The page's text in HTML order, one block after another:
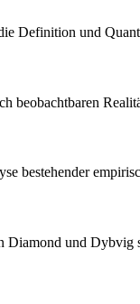
Definition und
beobachtbaren
bestehender
und